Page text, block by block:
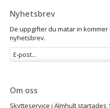
Nyhetsbrev
De uppgifter du matar in
nyhetsbrev.
Om oss
Skytteservice i Älmhult startades